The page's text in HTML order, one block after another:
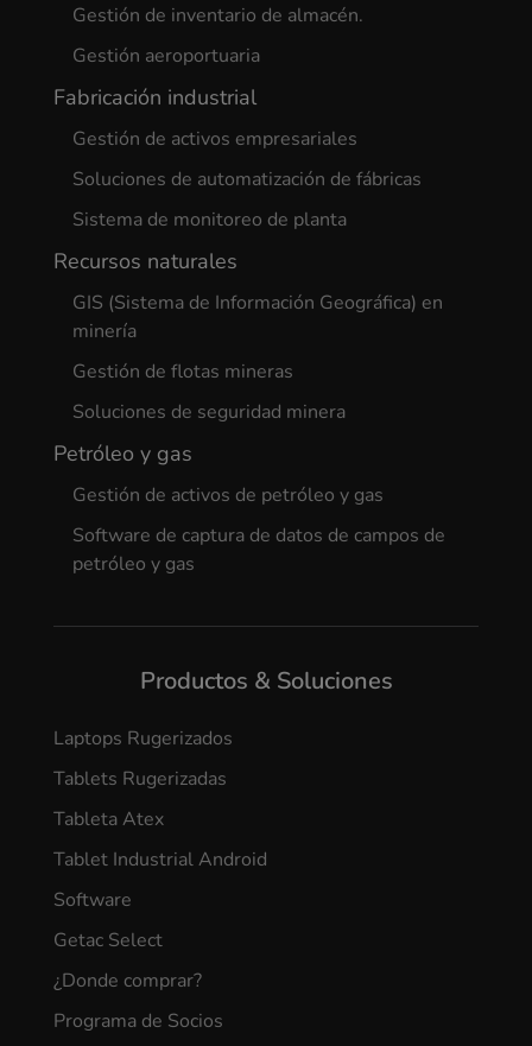
Gestión de inventario de almacén.
Gestión aeroportuaria
Fabricación industrial
Gestión de activos empresariales
Soluciones de automatización de fábricas
Sistema de monitoreo de planta
Recursos naturales
GIS (Sistema de Información Geográfica) en
minería
Gestión de flotas mineras
Soluciones de seguridad minera
Petróleo y gas
Gestión de activos de petróleo y gas
Software de captura de datos de campos de
petróleo y gas
Productos & Soluciones
Laptops Rugerizados
Tablets Rugerizadas
Tableta Atex
Tablet Industrial Android
Software
Getac Select
¿Donde comprar?
Programa de Socios